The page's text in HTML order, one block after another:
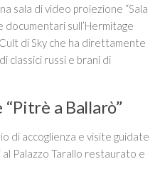
sala di video proiezione “Sala
documentari sull’Hermitage
di Sky che ha direttamente
classici russi e brani di
a Ballarò”
di accoglienza e visite guidate
Palazzo Tarallo restaurato e